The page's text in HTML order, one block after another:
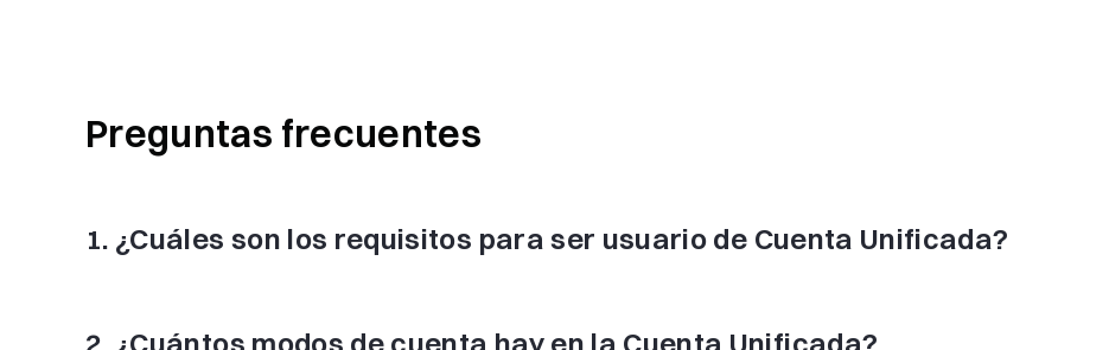
Preguntas frecuentes
1. ¿Cuáles son los requisitos para ser usuario de Cuenta Unificada?
2 ¿Cuántos modos de cuenta hay en la Cuenta Unificada?